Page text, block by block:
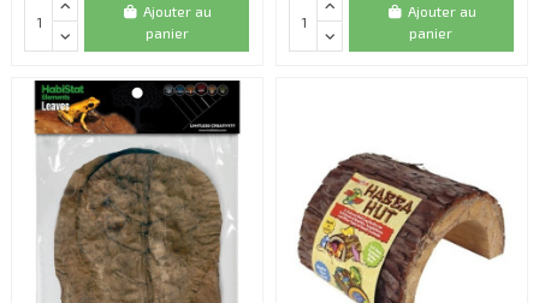
Ajouter au
panier
Ajouter au
panier